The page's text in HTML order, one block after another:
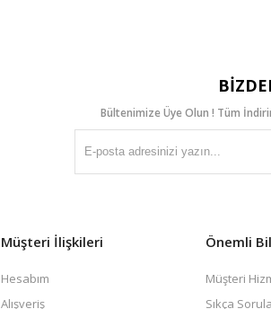
Bültenimize Üye Olun ! Tüm
Müşteri İlişkileri
Hesabım
Alışveriş
Önemli
Müşteri
Sıkça